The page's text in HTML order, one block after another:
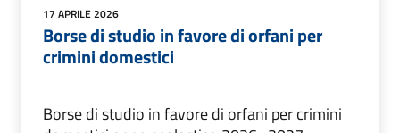
17 APRILE 2026
Borse di studio in favore di orfani per
crimini domestici
Borse di studio in favore di orfani per crimini